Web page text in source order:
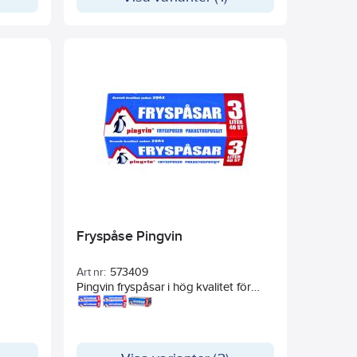
Fryspåse Pingvin
Art nr: 573409
Pingvin fryspåsar i hög kvalitet för
infrysning av alla slags livsmedel. För